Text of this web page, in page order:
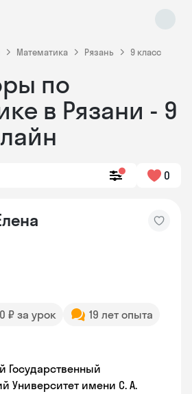
Математика Рязань 9 класс
по
в Рязани - 9
0
₽ за урок
19 лет опыта
Государственный
Университет имени С. А.